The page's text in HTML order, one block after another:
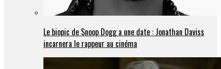
Le biopic de Snoop Dogg a une date : Jonathan Daviss
incarnera le rappeur au cinéma